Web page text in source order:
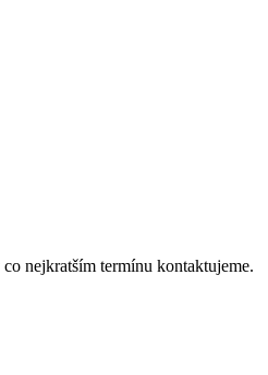
nejkratším termínu kontaktujeme.